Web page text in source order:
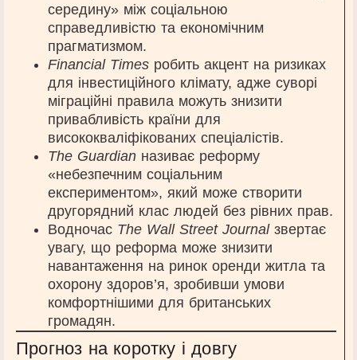
середину» між соціальною
справедливістю та економічним
прагматизмом.
Financial Times робить акцент на ризиках
для інвестиційного клімату, адже суворі
міграційні правила можуть знизити
привабливість країни для
висококваліфікованих спеціалістів.
The Guardian називає реформу
«небезпечним соціальним
експериментом», який може створити
другорядний клас людей без рівних прав.
Водночас The Wall Street Journalзвертає
увагу, що реформа може знизити
навантаження на ринок оренди житла та
охорону здоров’я, зробивши умови
комфортнішими для британських
громадян.
Прогноз на коротку і довгу